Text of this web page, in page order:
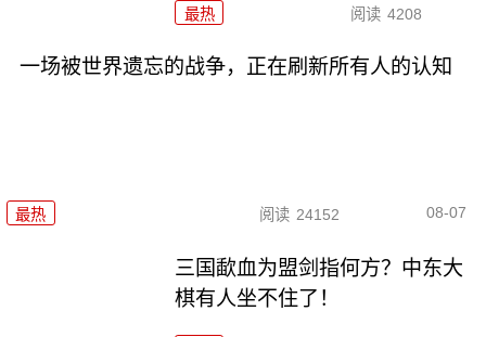
最热 阅读 4208
一场被世界遗忘的战争，正在刷新所有人的认知
最热 阅读 24152 08-07
三国歃血为盟剑指何方？中东大
棋有人坐不住了！